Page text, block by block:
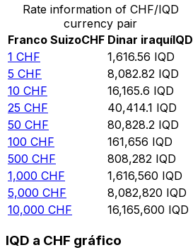
Rate information of CHF/IQD
currency pair
Franco SuizoCHF Dinar iraquíIQD
1 CHF 1,616.56 IQD
5 CHF 8,082.82 IQD
10 CHF 16,165.6 IQD
25 CHF 40,414.1 IQD
50 CHF 80,828.2 IQD
100 CHF 161,656 IQD
500 CHF 808,282 IQD
1,000 CHF 1,616,560 IQD
5,000 CHF 8,082,820 IQD
10,000 CHF 16,165,600 IQD
IQD a CHF gráfico